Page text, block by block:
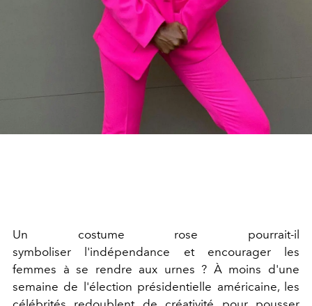
Un costume rose pourrait-il
symboliser l'indépendance et encourager les
femmes à se rendre aux urnes ? À moins d'une
semaine de l'élection présidentielle américaine, les